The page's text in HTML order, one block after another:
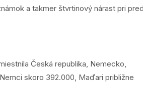
a takmer štvrtinový nárast pri
Česká republika, Nemecko,
skoro 392.000, Maďari približne